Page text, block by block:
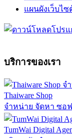
แผนผังเว็บไซ
บริการของเรา
Thaiware Shop
จำหน่าย จัดหา ซอ
TumWai Digital